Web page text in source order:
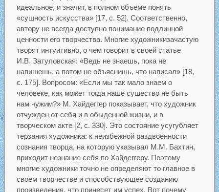
идеальное, и значит, в полном объеме понять
«сущность искусства» [17, с. 52]. Соответственно,
автору не всегда доступно понимание подлинной
ценности его творчества. Многие художникизачастую
творят интуитивно, о чем говорит в своей статье
И.В. Затуловская: «Ведь не знаешь, пока не
напишешь, а потом не объяснишь, что написал» [18,
c. 175]. Вопросом: «Если мы так мало знаем о
человеке, как может тогда наше существо не быть
нам чужим?» М. Хайдеггер показывает, что художник
отчужден от себя и в обыденной жизни, и в
творческом акте [2, c. 330]. Это состояние усугубляет
терзания художника: к неизбежной раздвоенности
сознания творца, на которую указывал М.М. Бахтин,
приходит незнание себя по Хайдеггеру. Поэтому
многие художники точно не определяют то главное в
своем творчестве и способствующее созданию
произведения, что принесет им успех. Вот почему